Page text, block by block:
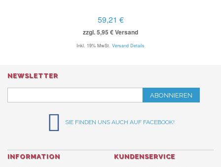
59,21 €
zzgl. 5,95 € Versand
Inkl. 19% MwSt. Versand Details
NEWSLETTER
ABONNIEREN
SIE FINDEN UNS AUCH AUF FACEBOOK!
INFORMATION KUNDENSERVICE